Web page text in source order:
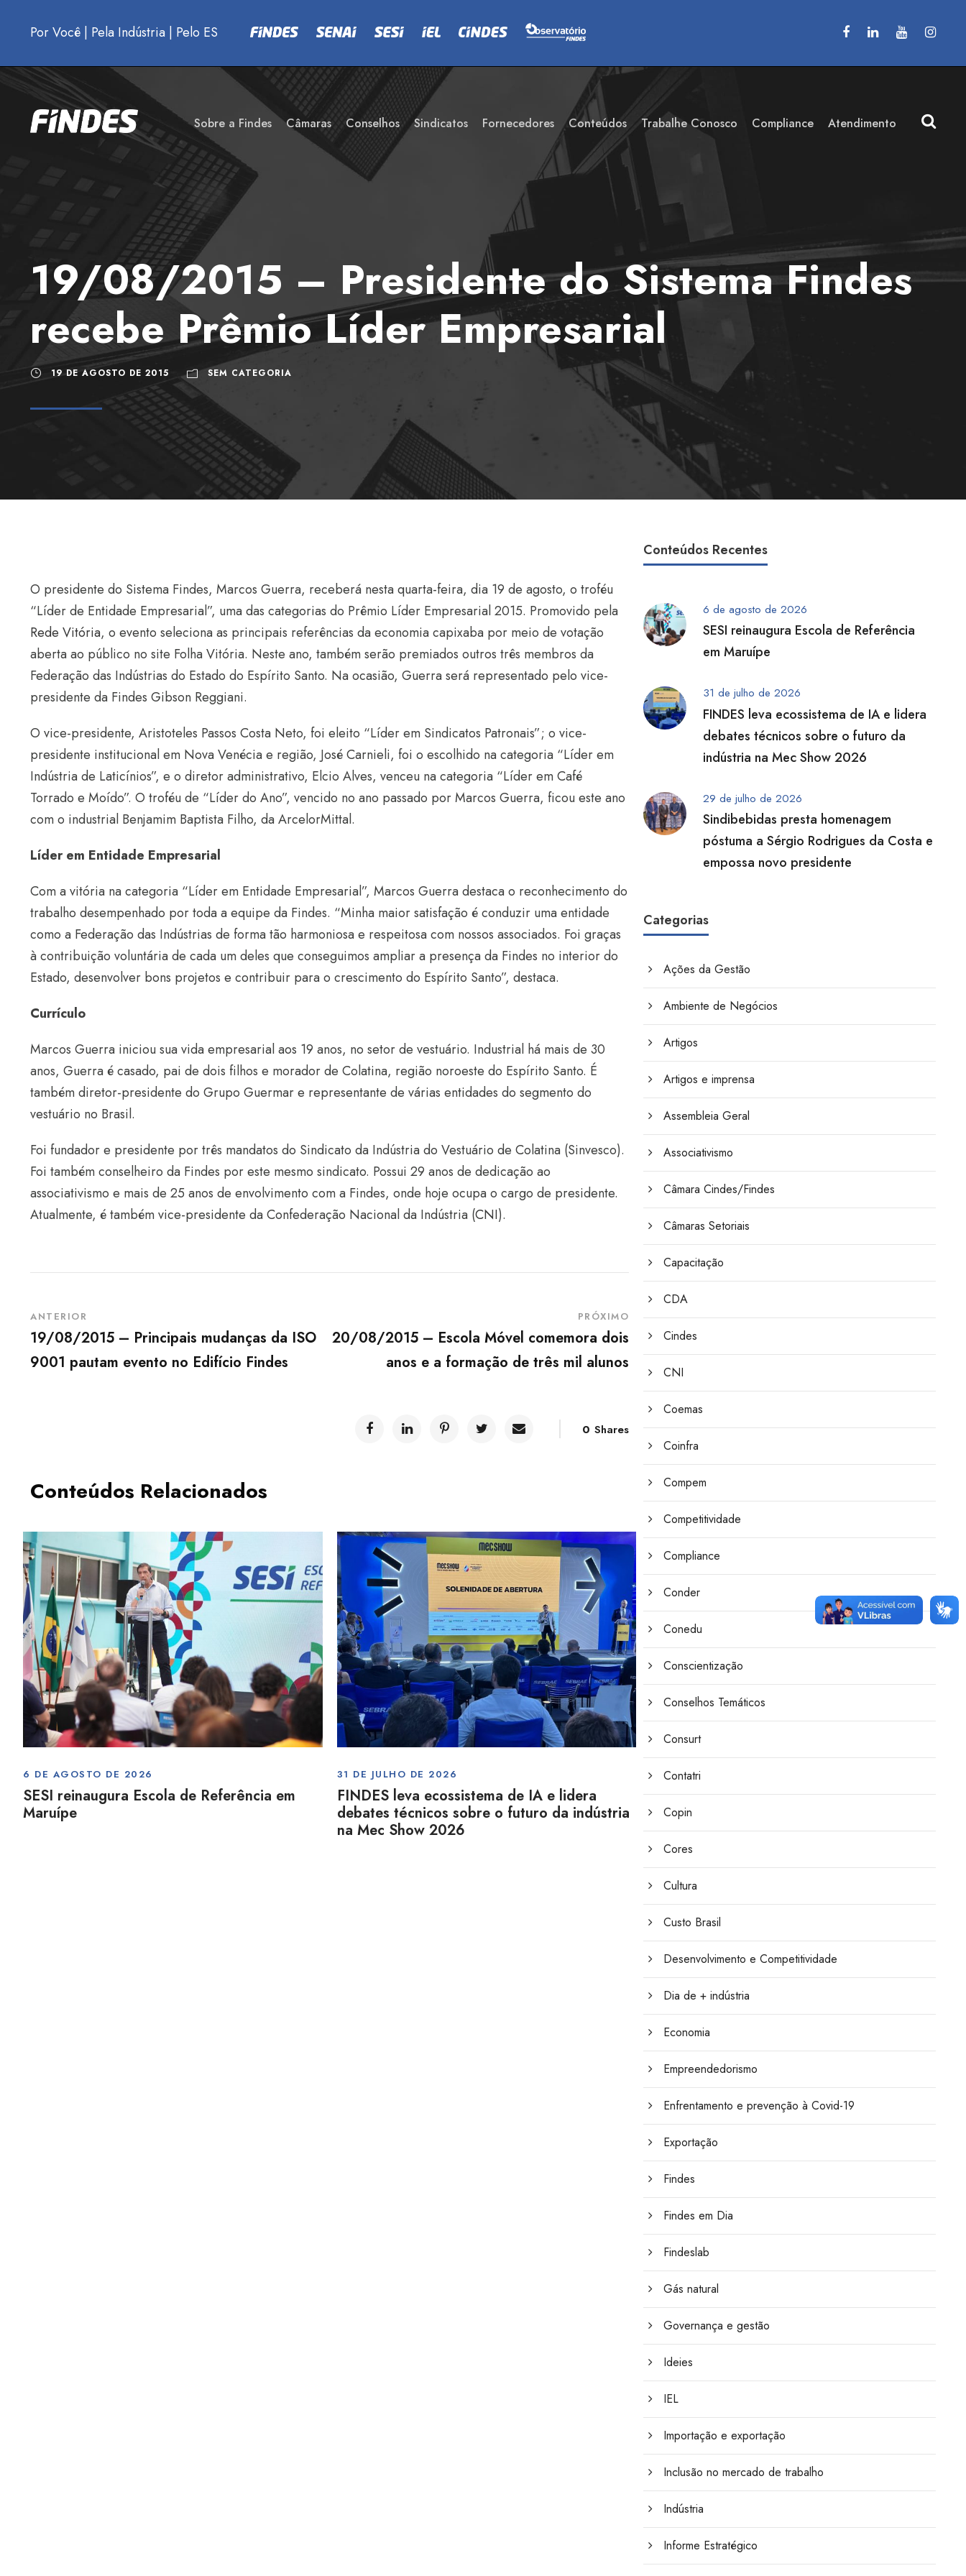
Por Você | Pela Indústria | Pelo ES
Sobre a Findes Câmaras Conselhos Sindicatos Fornecedores Conteúdos Trabalhe Conosco Compliance Atendimento
19/08/2015 – Presidente do Sistema Findes
recebe Prêmio Líder Empresarial
19 DE AGOSTO DE 2015 SEM CATEGORIA
O presidente do Sistema Findes, Marcos Guerra, receberá nesta quarta-feira, dia 19 de agosto, o troféu
“Líder de Entidade Empresarial”, uma das categorias do Prêmio Líder Empresarial 2015. Promovido pela
Rede Vitória, o evento seleciona as principais referências da economia capixaba por meio de votação
aberta ao público no site Folha Vitória. Neste ano, também serão premiados outros três membros da
Federação das Indústrias do Estado do Espírito Santo. Na ocasião, Guerra será representado pelo vice-
presidente da Findes Gibson Reggiani.
O vice-presidente, Aristoteles Passos Costa Neto, foi eleito “Líder em Sindicatos Patronais”; o vice-
presidente institucional em Nova Venécia e região, José Carnieli, foi o escolhido na categoria “Líder em
Indústria de Laticínios”, e o diretor administrativo, Elcio Alves, venceu na categoria “Líder em Café
Torrado e Moído”. O troféu de “Líder do Ano”, vencido no ano passado por Marcos Guerra, ficou este ano
com o industrial Benjamim Baptista Filho, da ArcelorMittal.
Líder em Entidade Empresarial
Com a vitória na categoria “Líder em Entidade Empresarial”, Marcos Guerra destaca o reconhecimento do
trabalho desempenhado por toda a equipe da Findes. “Minha maior satisfação é conduzir uma entidade
como a Federação das Indústrias de forma tão harmoniosa e respeitosa com nossos associados. Foi graças
à contribuição voluntária de cada um deles que conseguimos ampliar a presença da Findes no interior do
Estado, desenvolver bons projetos e contribuir para o crescimento do Espírito Santo”, destaca.
Currículo
Marcos Guerra iniciou sua vida empresarial aos 19 anos, no setor de vestuário. Industrial há mais de 30
anos, Guerra é casado, pai de dois filhos e morador de Colatina, região noroeste do Espírito Santo. É
também diretor-presidente do Grupo Guermar e representante de várias entidades do segmento do
vestuário no Brasil.
Foi fundador e presidente por três mandatos do Sindicato da Indústria do Vestuário de Colatina (Sinvesco).
Foi também conselheiro da Findes por este mesmo sindicato. Possui 29 anos de dedicação ao
associativismo e mais de 25 anos de envolvimento com a Findes, onde hoje ocupa o cargo de presidente.
Atualmente, é também vice-presidente da Confederação Nacional da Indústria (CNI).
ANTERIOR
19/08/2015 – Principais mudanças da ISO
9001 pautam evento no Edifício Findes
PRÓXIMO
20/08/2015 – Escola Móvel comemora dois
anos e a formação de três mil alunos
0 Shares
Conteúdos Relacionados
6 DE AGOSTO DE 2026
SESI reinaugura Escola de Referência em
Maruípe
31 DE JULHO DE 2026
FINDES leva ecossistema de IA e lidera
debates técnicos sobre o futuro da indústria
na Mec Show 2026
Conteúdos Recentes
6 de agosto de 2026
SESI reinaugura Escola de Referência
em Maruípe
31 de julho de 2026
FINDES leva ecossistema de IA e lidera
debates técnicos sobre o futuro da
indústria na Mec Show 2026
29 de julho de 2026
Sindibebidas presta homenagem
póstuma a Sérgio Rodrigues da Costa e
empossa novo presidente
Categorias
Ações da Gestão
Ambiente de Negócios
Artigos
Artigos e imprensa
Assembleia Geral
Associativismo
Câmara Cindes/Findes
Câmaras Setoriais
Capacitação
CDA
Cindes
CNI
Coemas
Coinfra
Compem
Competitividade
Compliance
Conder
Conedu
Conscientização
Conselhos Temáticos
Consurt
Contatri
Copin
Cores
Cultura
Custo Brasil
Desenvolvimento e Competitividade
Dia de + indústria
Economia
Empreendedorismo
Enfrentamento e prevenção à Covid-19
Exportação
Findes
Findes em Dia
Findeslab
Gás natural
Governança e gestão
Ideies
IEL
Importação e exportação
Inclusão no mercado de trabalho
Indústria
Informe Estratégico